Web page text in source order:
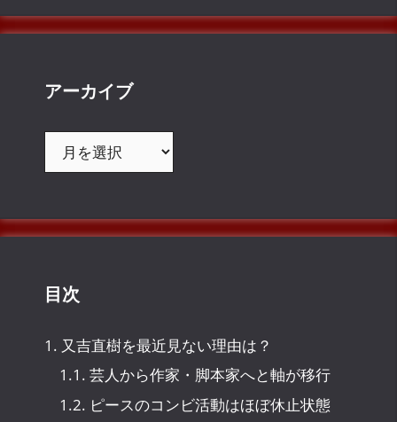
アーカイブ
ブ
目次
1. 又吉直樹を最近見ない理由は？
1.1. 芸人から作家・脚本家へと軸が移行
1.2. ピースのコンビ活動はほぼ休止状態